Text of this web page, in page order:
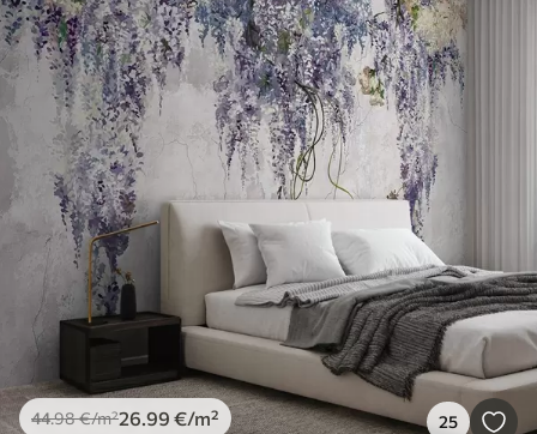
44.98€/m²26.99 €/m² 25